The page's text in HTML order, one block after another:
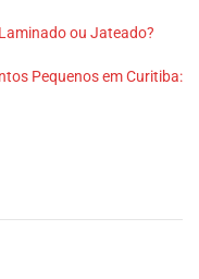
ou Jateado?
Pequenos em Curitiba: